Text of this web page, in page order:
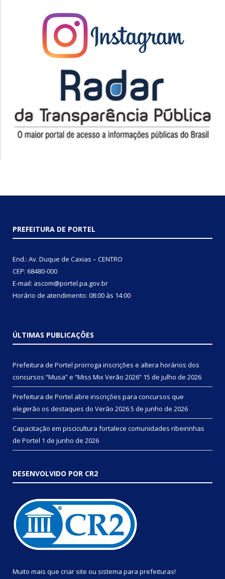
PREFEITURA DE PORTEL
End.: Av. Duque de Caxias – CENTRO
CEP: 68480-000
E-mail: ascom@portel.pa.gov.br
Horário de atendimento: 08:00 às 14:00
ÚLTIMAS PUBLICAÇÕES
Prefeitura de Portel prorroga inscrições e altera horários dos
concursos “Musa” e “Miss Mix Verão 2026” 15 de julho de 2026
Prefeitura de Portel abre inscrições para concursos que
elegerão os destaques do Verão 20265 de junho de 2026
Capacitação em piscicultura fortalece comunidades ribeirinhas
de Portel 1 de junho de 2026
DESENVOLVIDO POR CR2
Muito mais que criar site ou sistema para prefeituras!